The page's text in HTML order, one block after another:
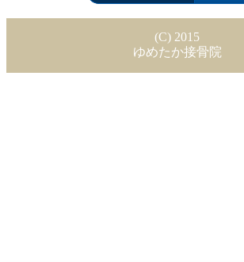
(C) 2015
ゆめたか接骨院